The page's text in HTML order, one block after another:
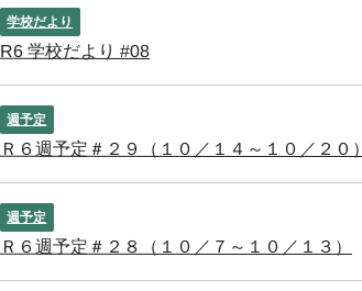
学校だより
R6 学校だより #08
週予定
Ｒ６週予定＃２９（１０／１４～１０／２０）
週予定
Ｒ６週予定＃２８（１０／７～１０／１３）